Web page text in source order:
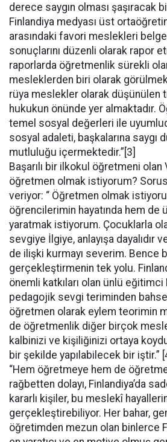
derece saygın olması şaşıracak
Finlandiya medyası üst
arasındaki favori meslekleri
sonuçlarını düzenli olarak rapor
raporlarda öğretmenlik sürekli
mesleklerden biri olarak
rüya meslekler olarak düşünülen
hukukun önünde yer almaktadır.
temel sosyal değerleri ile
sosyal adaleti, başkalarına saygı
mutluluğu içermektedir.”[3]
Başarılı bir ilkokul öğretmeni olan
öğretmen olmak istiyorum?
veriyor: “ Öğretmen olmak
öğrencilerimin hayatında hem de
yaratmak istiyorum. Çocuklarla
sevgiye İlgiye, anlayışa dayalıdır
de ilişki kurmayı severim. Bence
gerçekleştirmenin tek yolu.
önemli katkıları olan ünlü
pedagojik sevgi teriminden
öğretmen olarak eylem teorimin
de öğretmenlik diğer birçok
kalbinizi ve kişiliğinizi ortaya
bir şekilde yapılabilecek bir iştir.”
“Hem öğretmeye hem de
rağbetten dolayı, Finlandiya’da
kararlı kişiler, bu meslekî
gerçekleştirebiliyor. Her bahar,
öğretimden mezun olan binlerce